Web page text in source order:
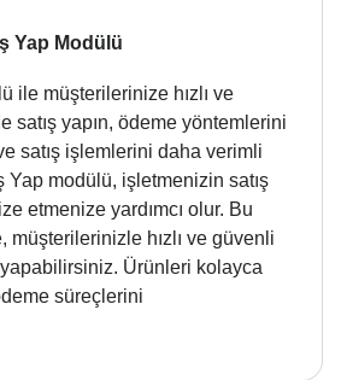
Yap Modülü
ile müşterilerinize hızlı ve
satış yapın, ödeme yöntemlerini
satış işlemlerini daha verimli
Yap modülü, işletmenizin satış
etmenize yardımcı olur. Bu
müşterilerinizle hızlı ve güvenli
Ürünleri kolayca
süreçlerini